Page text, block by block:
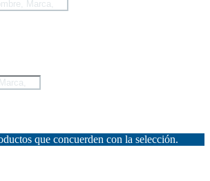
que concuerden con la selección.